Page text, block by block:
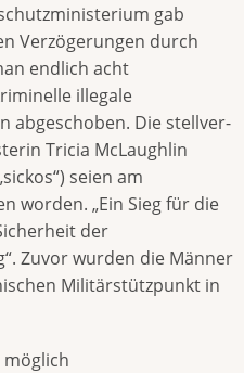
gab
Verzögerungen durch
endlich acht
illegale
abgeschoben. Die stellver­
Tricia McLaughlin
seien am
worden. „Ein Sieg für die
der
Zuvor wurden die Männer
Militärstützpunkt in